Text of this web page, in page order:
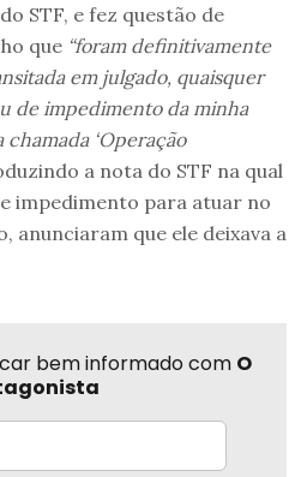
STF, e fez questão de
que “foram definitivamente
em julgado, quaisquer
de impedimento da minha
‘Operação
a nota do STF na qual
impedimento para atuar no
anunciaram que ele deixava a
bem informado com O